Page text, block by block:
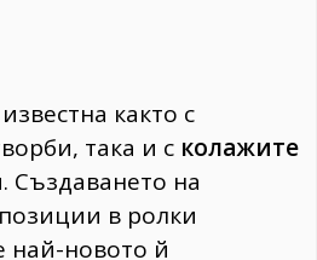
както с
така и с колажите
Създаването на
в ролки
най-новото й